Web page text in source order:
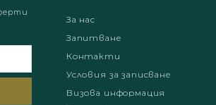
За нас
Запитване
Контакти
Условия за записване
Визова информация